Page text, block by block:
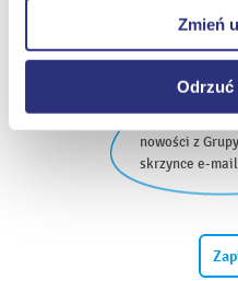
Zmień
Odrzuć
Informacje
Najnowsze
nowości z
skrzynce e-